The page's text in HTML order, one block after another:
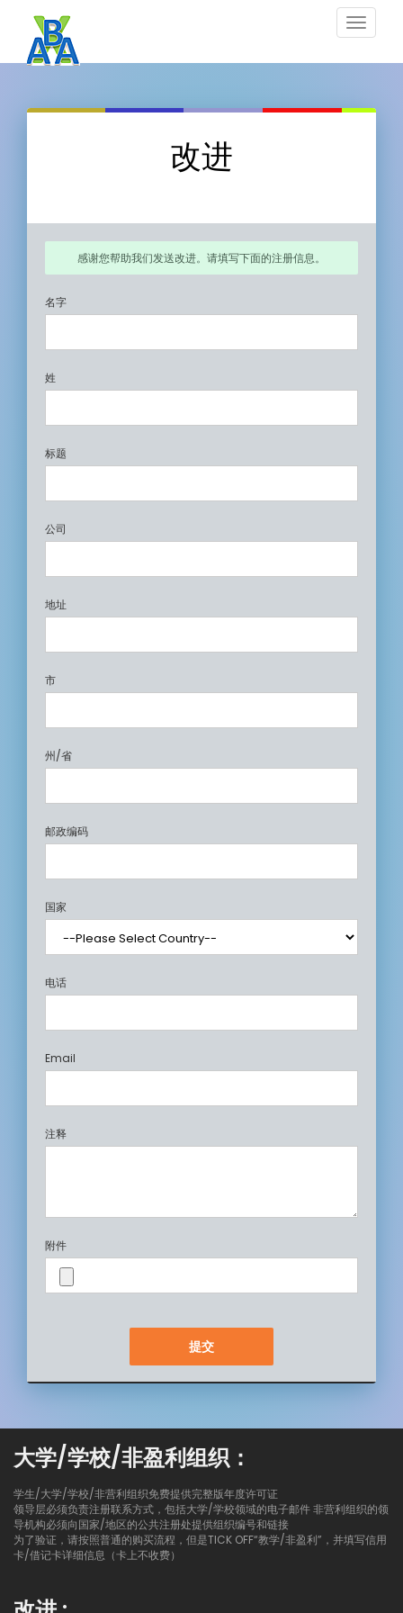
Toggle
改进
感谢您帮助我们发送改进。请填写下面的注册信息。
名字
姓
标题
公司
地址
市
州/省
邮政编码
国家
电话
Email
注释
附件
大学/学校/非盈利组织：
学生/大学/学校/非营利组织免费提供完整版年度许可证
领导层必须负责注册联系方式，包括大学/学校领域的电子邮件 非营利组织的领
导机构必须向国家/地区的公共注册处提供组织编号和链接
为了验证，请按照普通的购买流程，但是TICK OFF“教学/非盈利”，并填写信用
卡/借记卡详细信息（卡上不收费）